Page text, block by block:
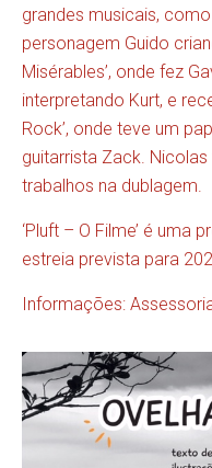
grandes musicais, como
personagem Guido
Misérables’, onde fez
interpretando Kurt, e
Rock’, onde teve um
guitarrista Zack.
trabalhos na dublagem.
‘Pluft – O Filme’ é uma
estreia prevista para
Informações: